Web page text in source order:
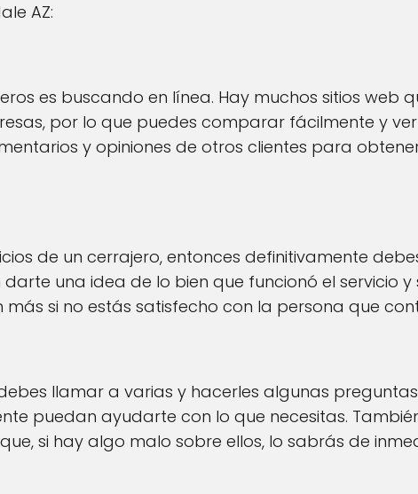
AZ:
es buscando en línea. Hay muchos sitios web
por lo que puedes comparar fácilmente y
y opiniones de otros clientes para
de un cerrajero, entonces definitivamente
una idea de lo bien que funcionó el servicio y
si no estás satisfecho con la persona que
llamar a varias y hacerles algunas
puedan ayudarte con lo que necesitas.
si hay algo malo sobre ellos, lo sabrás de